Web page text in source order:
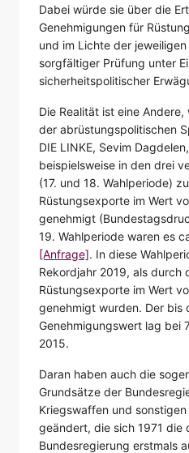
Dabei würde sie über die
Genehmigungen für
und im Lichte der
sorgfältiger Prüfung unter
sicherheitspolitischer
Die Realität ist eine
der abrüstungspolitischen
DIE LINKE, Sevim
beispielsweise in den drei
(17. und 18. Wahlperiode)
Rüstungsexporte im Wert
genehmigt
19. Wahlperiode waren es
[Anfrage]. In diese
Rekordjahr 2019, als durch
Rüstungsexporte im Wert
genehmigt wurden. Der bis
Genehmigungswert lag bei
2015.
Daran haben auch die
Grundsätze der
Kriegswaffen und sonstigen
geändert, die sich 1971 die
Bundesregierung erstmals